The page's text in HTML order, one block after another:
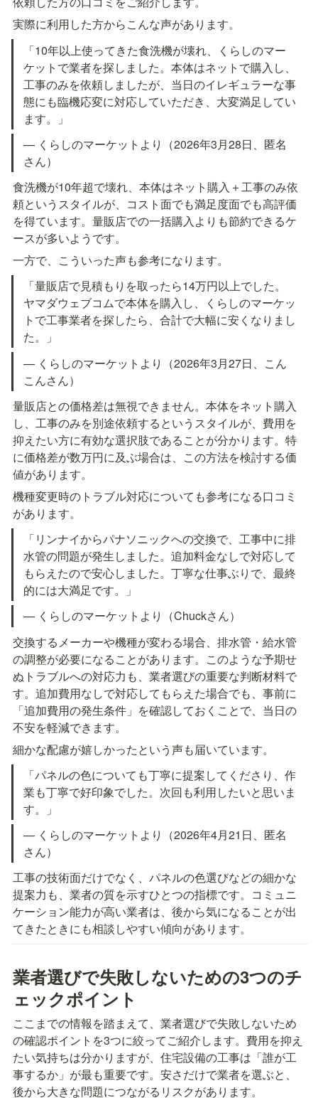
実際に利用した方からこんな声があります。
「10年以上使ってきた食洗機が壊れ、くらしのマー
ケットで業者を探しました。本体はネットで購入し、
工事のみを依頼しましたが、当日のイレギュラーな事
態にも臨機応変に対応していただき、大変満足してい
ます。」
— くらしのマーケットより（2026年3月28日、匿名
さん）
食洗機が10年超で壊れ、本体はネット購入＋工事のみ依
頼というスタイルが、コスト面でも満足度面でも高評価
を得ています。量販店での一括購入よりも節約できるケ
ースが多いようです。
一方で、こういった声も参考になります。
「量販店で見積もりを取ったら14万円以上でした。
ヤマダウェブコムで本体を購入し、くらしのマーケッ
トで工事業者を探したら、合計で大幅に安くなりまし
た。」
— くらしのマーケットより（2026年3月27日、こん
こんさん）
量販店との価格差は無視できません。本体をネット購入
し、工事のみを別途依頼するというスタイルが、費用を
抑えたい方に有効な選択肢であることが分かります。特
に価格差が数万円に及ぶ場合は、この方法を検討する価
値があります。
機種変更時のトラブル対応についても参考になる口コミ
があります。
「リンナイからパナソニックへの交換で、工事中に排
水管の問題が発生しました。追加料金なしで対応して
もらえたので安心しました。丁寧な仕事ぶりで、最終
的には大満足です。」
— くらしのマーケットより（Chuckさん）
交換するメーカーや機種が変わる場合、排水管・給水管
の調整が必要になることがあります。このような予期せ
ぬトラブルへの対応力も、業者選びの重要な判断材料で
す。追加費用なしで対応してもらえた場合でも、事前に
「追加費用の発生条件」を確認しておくことで、当日の
不安を軽減できます。
細かな配慮が嬉しかったという声も届いています。
「パネルの色についても丁寧に提案してくださり、作
業も丁寧で好印象でした。次回も利用したいと思いま
す。」
— くらしのマーケットより（2026年4月21日、匿名
さん）
工事の技術面だけでなく、パネルの色選びなどの細かな
提案力も、業者の質を示すひとつの指標です。コミュニ
ケーション能力が高い業者は、後から気になることが出
てきたときにも相談しやすい傾向があります。
業者選びで失敗しないための3つのチ
ェックポイント
ここまでの情報を踏まえて、業者選びで失敗しないため
の確認ポイントを3つに絞ってご紹介します。費用を抑え
たい気持ちは分かりますが、住宅設備の工事は「誰が工
事するか」が最も重要です。安さだけで業者を選ぶと、
後から大きな問題につながるリスクがあります。